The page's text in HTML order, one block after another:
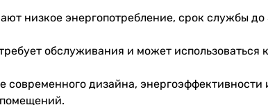
низкое энергопотребление, срок службы
обслуживания и может
современного дизайна,